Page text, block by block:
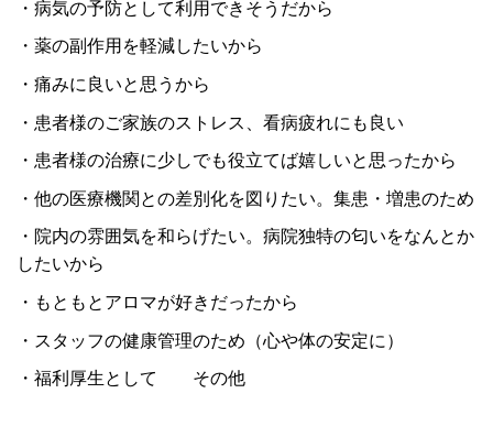
・病気の予防として利用できそうだから
・薬の副作用を軽減したいから
・痛みに良いと思うから
・患者様のご家族のストレス、看病疲れにも良い
・患者様の治療に少しでも役立てば嬉しいと思ったから
・他の医療機関との差別化を図りたい。集患・増患のため
・院内の雰囲気を和らげたい。病院独特の匂いをなんとか
したいから
・もともとアロマが好きだったから
・スタッフの健康管理のため（心や体の安定に）
・福利厚生として その他